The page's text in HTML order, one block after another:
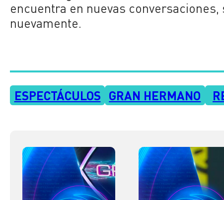
encuentra en nuevas
nuevamente.
ESPECTÁCULOS GRAN HERMANO